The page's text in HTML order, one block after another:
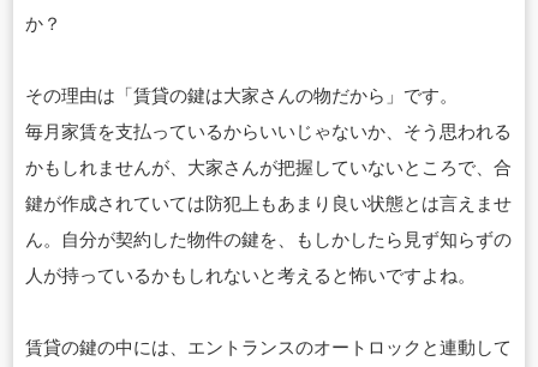
か？
その理由は「賃貸の鍵は大家さんの物だから」です。
毎月家賃を支払っているからいいじゃないか、そう思われる
かもしれませんが、大家さんが把握していないところで、合
鍵が作成されていては防犯上もあまり良い状態とは言えませ
ん。自分が契約した物件の鍵を、もしかしたら見ず知らずの
人が持っているかもしれないと考えると怖いですよね。
賃貸の鍵の中には、エントランスのオートロックと連動して